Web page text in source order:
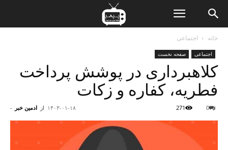
خانه اجتماعی
اجتماعی صفحه نخست
کلاهبرداری در پوشش پرداخت
فطریه، کفاره و زکات
از ادمین خبر - ۱۴۰۳-۰۱-۱۸ 0
271